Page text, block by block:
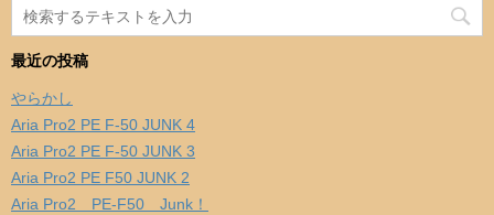
最近の投稿
やらかし
Aria Pro2 PE F-50 JUNK 4
Aria Pro2 PE F-50 JUNK 3
Aria Pro2 PE F50 JUNK 2
Aria Pro2 PE-F50 Junk！